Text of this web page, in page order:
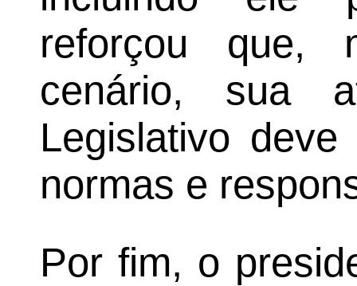
reforçou que,
cenário, sua
Legislativo
normas e
Por fim, o